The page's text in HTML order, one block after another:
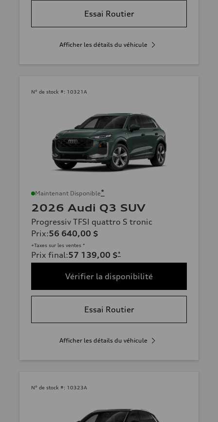
Essai Routier
Afficher les détails du véhicule
N° de stock #: 10321A
Maintenant Disponible*
2026 Audi Q3 SUV
Progressiv TFSI quattro S tronic
Prix:56 640,00 $
+Taxes sur les ventes *
Prix final:57 139,00 $*
Vérifier la disponibilité
Essai Routier
Afficher les détails du véhicule
N° de stock #: 10323A